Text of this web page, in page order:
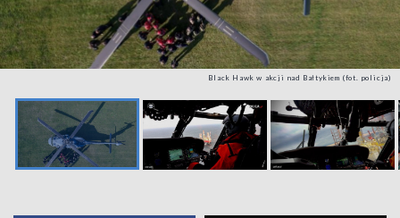
Black Hawk w akcji nad Bałtykiem (fot. policja)